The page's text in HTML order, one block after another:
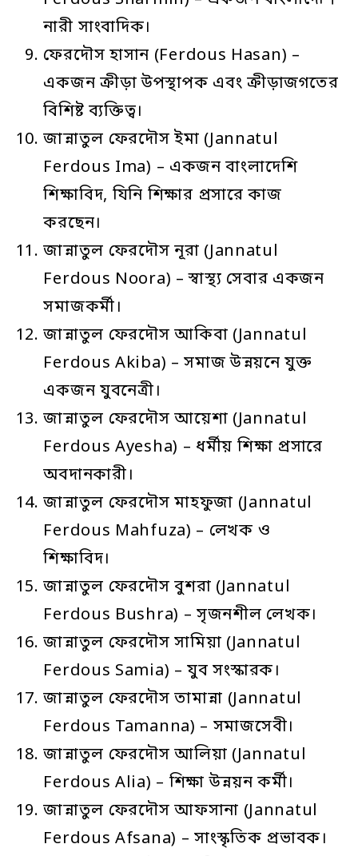
নারী সাংবাদিক।
ফেরদৌস হাসান (Ferdous Hasan) –
একজন ক্রীড়া উপস্থাপক এবং ক্রীড়াজগতের
বিশিষ্ট ব্যক্তিত্ব।
জান্নাতুল ফেরদৌস ইমা (Jannatul
Ferdous Ima) – একজন বাংলাদেশি
শিক্ষাবিদ, যিনি শিক্ষার প্রসারে কাজ
করছেন।
জান্নাতুল ফেরদৌস নূরা (Jannatul
Ferdous Noora) – স্বাস্থ্য সেবার একজন
সমাজকর্মী।
জান্নাতুল ফেরদৌস আকিবা (Jannatul
Ferdous Akiba) – সমাজ উন্নয়নে যুক্ত
একজন যুবনেত্রী।
জান্নাতুল ফেরদৌস আয়েশা (Jannatul
Ferdous Ayesha) – ধর্মীয় শিক্ষা প্রসারে
অবদানকারী।
জান্নাতুল ফেরদৌস মাহফুজা (Jannatul
Ferdous Mahfuza) – লেখক ও
শিক্ষাবিদ।
জান্নাতুল ফেরদৌস বুশরা (Jannatul
Ferdous Bushra) – সৃজনশীল লেখক।
জান্নাতুল ফেরদৌস সামিয়া (Jannatul
Ferdous Samia) – যুব সংস্কারক।
জান্নাতুল ফেরদৌস তামান্না (Jannatul
Ferdous Tamanna) – সমাজসেবী।
জান্নাতুল ফেরদৌস আলিয়া (Jannatul
Ferdous Alia) – শিক্ষা উন্নয়ন কর্মী।
জান্নাতুল ফেরদৌস আফসানা (Jannatul
Ferdous Afsana) – সাংস্কৃতিক প্রভাবক।